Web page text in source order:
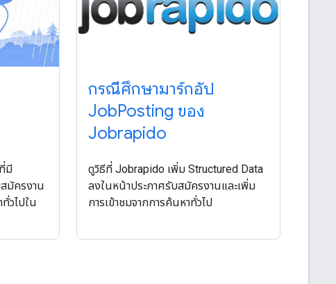
มี
มัครงาน
วไปใน
กรณีศึกษามาร์กอัป
JobPosting ของ
Jobrapido
ดูวิธีที่ Jobrapido เพิ่ม Structured Data
ลงในหน้าประกาศรับสมัครงานและเพิ่ม
การเข้าชมจากการค้นหาทั่วไป